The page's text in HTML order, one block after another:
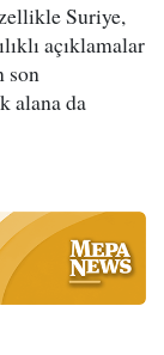
Suriye,
açıklamalar
son
alana da